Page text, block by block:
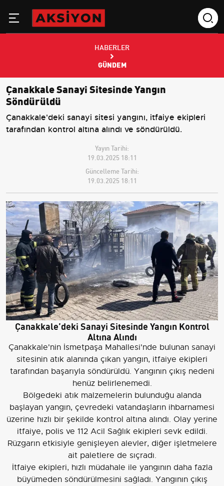
HABERLER
GÜNDEM
Çanakkale Sanayi Sitesinde Yangın
Söndürüldü
Çanakkale'deki sanayi sitesi yangını, itfaiye ekipleri
tarafından kontrol altına alındı ve söndürüldü.
Yayın Tarihi:
19.03.2025 18:11
Güncelleme Tarihi:
19.03.2025 18:11
Çanakkale’deki Sanayi Sitesinde Yangın Kontrol
Altına Alındı
Çanakkale'nin İsmetpaşa Mahallesi'nde bulunan sanayi
sitesinin atık alanında çıkan yangın, itfaiye ekipleri
tarafından başarıyla söndürüldü. Yangının çıkış nedeni
henüz belirlenemedi.
Bölgedeki atık malzemelerin bulunduğu alanda
başlayan yangın, çevredeki vatandaşların ihbarnamesi
üzerine hızlı bir şekilde kontrol altına alındı. Olay yerine
itfaiye, polis ve 112 Acil Sağlık ekipleri sevk edildi.
Rüzgarın etkisiyle genişleyen alevler, diğer işletmelere
ait paletlere de sıçradı.
İtfaiye ekipleri, hızlı müdahale ile yangının daha fazla
büyümeden söndürülmesini sağladı. Yangının çıkış